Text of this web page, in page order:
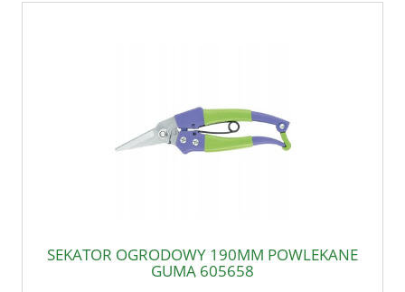
SEKATOR OGRODOWY 190MM POWLEKANE
GUMĄ 605658